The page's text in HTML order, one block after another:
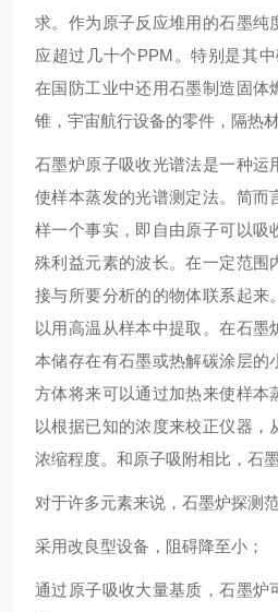
求。作为原子反应堆用的石墨纯
应超过几十个PPM。特别是其中
在国防工业中还用石墨制造固体
锥，宇宙航行设备的零件，隔热
石墨炉原子吸收光谱法是一种运
使样本蒸发的光谱测定法。简而
样一个事实，即自由原子可以吸
殊利益元素的波长。在一定范围
接与所要分析的的物体联系起来
以用高温从样本中提取。在石墨
本储存在有石墨或热解碳涂层的
方体将来可以通过加热来使样本
以根据已知的浓度来校正仪器，
浓缩程度。和原子吸附相比，石
对于许多元素来说，石墨炉探测
采用改良型设备，阻碍降至小；
通过原子吸收大量基质，石墨炉